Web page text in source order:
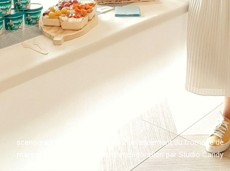
scenographie et decoration pour le lancement du fromage de
margot - bar a pains, crudites et décoration par Studio Candy